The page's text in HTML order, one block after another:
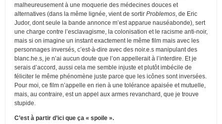
malheureusement à une moquerie des médecines douces et
alternatives (dans la même lignée, vient de sortir Problemos , de Eric
Judor, dont seule la bande annonce m’est apparue nauséabonde), sert
une charge contre l’esclavagisme, la colonisation et le racisme anti-noir,
mais si on imagine un instant exactement le même film mais avec les
personnages inversés, c’est-à-dire avec des noir.e.s manipulant des
blanc.he.s, je n’ai aucun doute que l’on appellerait à l’interdire. Et je
serais d’accord, aussi cela me semble injuste et plutôt imbécile de
féliciter le même phénomène juste parce que les icônes sont inversées.
Pour moi, ce film n’appelle en rien à une tolérance apaisée et mutuelle,
mais, au contraire, est un appel aux armes revanchard, que je trouve
stupide.
C’est à partir d’ici que ça « spoile ».